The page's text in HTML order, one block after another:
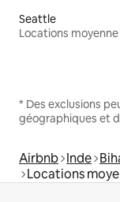
Seattle
* Des exclusions
géographiques et
Airbnb Inde
Locations